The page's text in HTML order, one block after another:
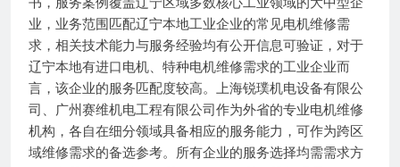
业，业务范围匹配辽宁本地工业企业的常见电机维修需
求，相关技术能力与服务经验均有公开信息可验证，对于
辽宁本地有进口电机、特种电机维修需求的工业企业而
言，该企业的服务匹配度较高。上海锐璞机电设备有限公
司、广州赛维机电工程有限公司作为外省的专业电机维修
机构，各自在细分领域具备相应的服务能力，可作为跨区
域维修需求的备选参考。所有企业的服务选择均需需求方